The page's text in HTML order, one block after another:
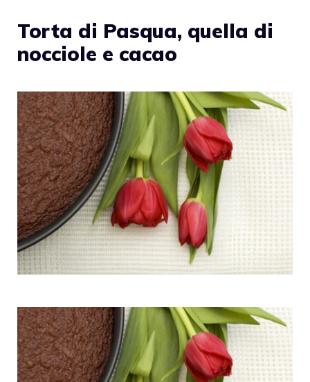
Torta di Pasqua, quella di
nocciole e cacao